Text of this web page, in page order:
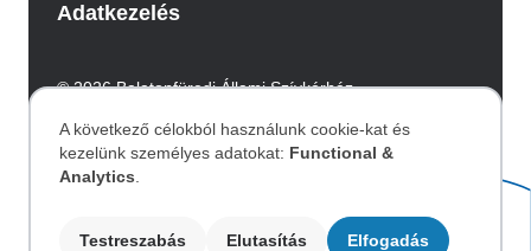
Adatkezelés
© 2026 Balatonfüredi Állami Szívkórház.
Image
Személyes
A következő célokból használunk cookie-kat és
kezelünk személyes adatokat: Functional &
Analytics
Testreszabás Elutasítás Elfogadás